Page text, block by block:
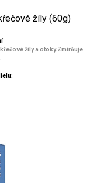
žíly (60g)
žíly a otoky.Zmírňuje